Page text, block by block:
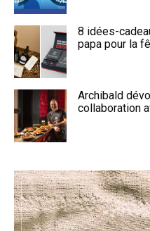
8 idées-
papa pour la
Archibald
collaboration